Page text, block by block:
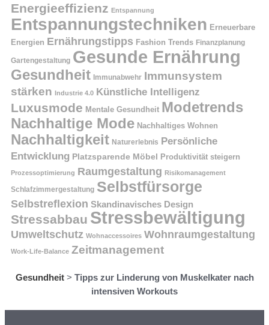
Energieeffizienz Entspannung
Entspannungstechniken Erneuerbare
Energien Ernährungstipps Fashion Trends Finanzplanung
Gartengestaltung Gesunde Ernährung
Gesundheit Immunabwehr Immunsystem
stärken Industrie 4.0 Künstliche Intelligenz
Luxusmode Mentale Gesundheit Modetrends
Nachhaltige Mode Nachhaltiges Wohnen
Nachhaltigkeit Naturerlebnis Persönliche
Entwicklung Platzsparende Möbel Produktivität steigern
Prozessoptimierung Raumgestaltung Risikomanagement
Schlafzimmergestaltung Selbstfürsorge
Selbstreflexion Skandinavisches Design
Stressabbau Stressbewältigung
Umweltschutz Wohnaccessoires Wohnraumgestaltung
Work-Life-Balance Zeitmanagement
Gesundheit> Tipps zur Linderung von Muskelkater nach
intensiven Workouts